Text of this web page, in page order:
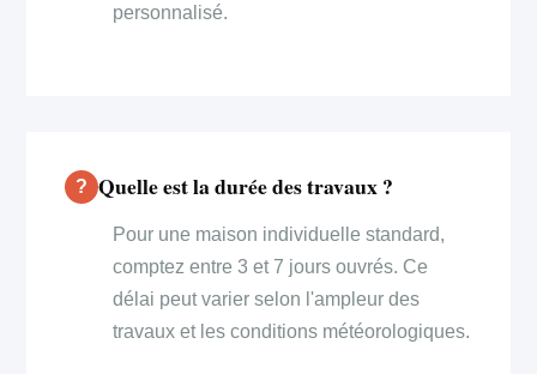
personnalisé.
Quelle est la durée des travaux ?
Pour une maison individuelle standard,
comptez entre 3 et 7 jours ouvrés. Ce
délai peut varier selon l'ampleur des
travaux et les conditions météorologiques.